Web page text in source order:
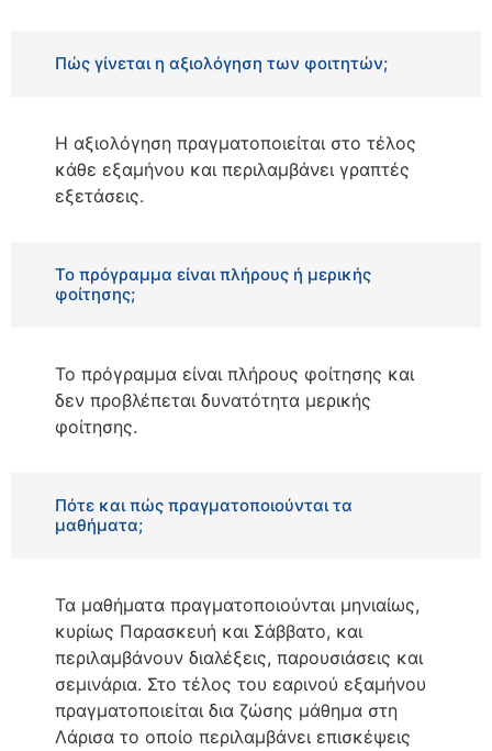
Πώς γίνεται η αξιολόγηση των φοιτητών;
Η αξιολόγηση πραγματοποιείται στο τέλος
κάθε εξαμήνου και περιλαμβάνει γραπτές
εξετάσεις.
Το πρόγραμμα είναι πλήρους ή μερικής
φοίτησης;
Το πρόγραμμα είναι πλήρους φοίτησης και
δεν προβλέπεται δυνατότητα μερικής
φοίτησης.
Πότε και πώς πραγματοποιούνται τα
μαθήματα;
Τα μαθήματα πραγματοποιούνται μηνιαίως,
κυρίως Παρασκευή και Σάββατο, και
περιλαμβάνουν διαλέξεις, παρουσιάσεις και
σεμινάρια. Στο τέλος του εαρινού εξαμήνου
πραγματοποιείται δια ζώσης μάθημα στη
Λάρισα το οποίο περιλαμβάνει επισκέψεις